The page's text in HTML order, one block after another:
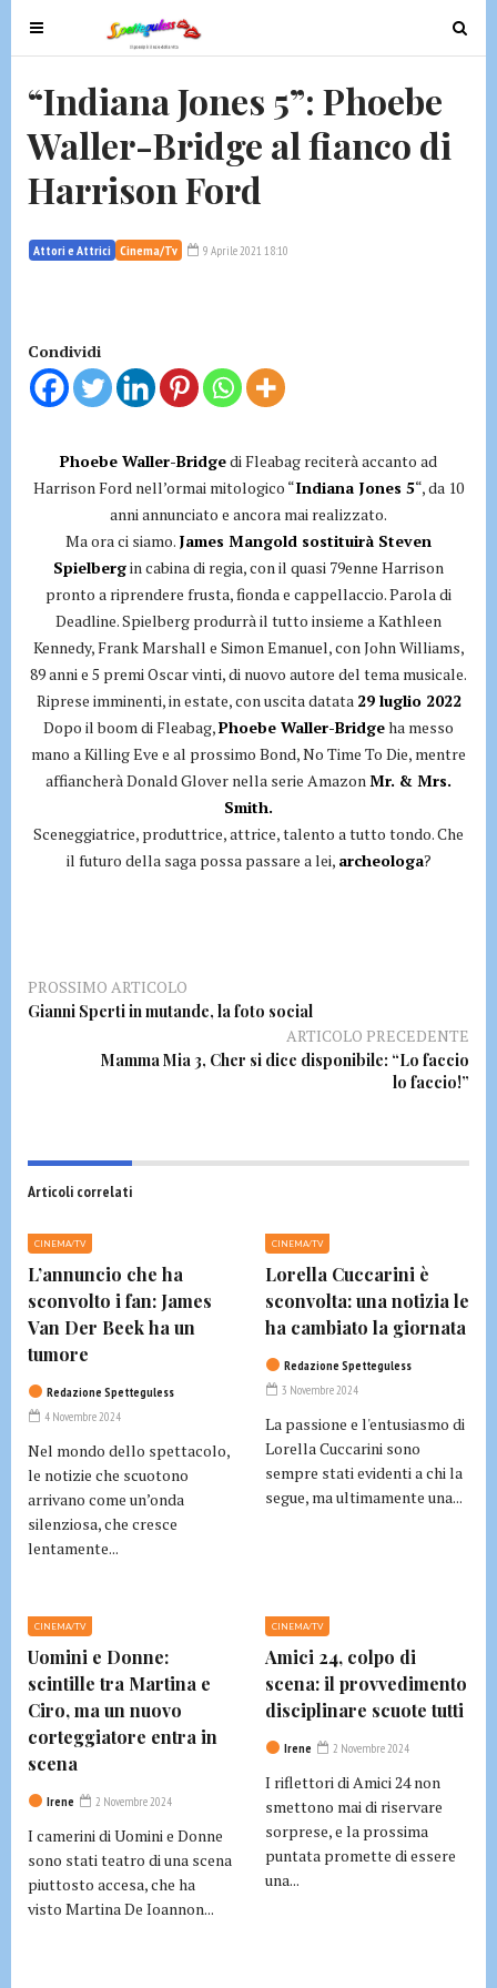
T
o
g
l
e
n
v
i
t
o
T
o
“Indiana Jones 5”: Phoebe
Waller-Bridge al fianco di
Harrison Ford
Attori e Attrici Cinema/Tv 9 Aprile 2021 18:10
Condividi
Phoebe Waller-Bridgedi Fleabag reciterà accanto ad
Harrison Ford nell’ormai mitologico “Indiana Jones 5“, da 10
anni annunciato e ancora mai realizzato.
Ma ora ci siamo. James Mangold sostituirà Steven
Spielbergin cabina di regia, con il quasi 79enne Harrison
pronto a riprendere frusta, fionda e cappellaccio. Parola di
Deadline. Spielberg produrrà il tutto insieme a Kathleen
Kennedy, Frank Marshall e Simon Emanuel, con John Williams,
89 anni e 5 premi Oscar vinti, di nuovo autore del tema musicale.
Riprese imminenti, in estate, con uscita datata 29 luglio 2022
Dopo il boom di Fleabag,Phoebe Waller-Bridgeha messo
mano a Killing Eve e al prossimo Bond, No Time To Die, mentre
affiancherà Donald Glover nella serie AmazonMr. & Mrs.
Smith.
Sceneggiatrice, produttrice, attrice, talento a tutto tondo. Che
il futuro della saga possa passare a lei, archeologa?
PROSSIMO ARTICOLO
Gianni Sperti in mutande, la foto social
ARTICOLO PRECEDENTE
Mamma Mia 3, Cher si dice disponibile: “Lo faccio
lo faccio!”
Articoli correlati
CINEMA/TV
L’annuncio che ha
sconvolto i fan: James
Van Der Beek ha un
tumore
Redazione Spetteguless
4 Novembre 2024
Nel mondo dello spettacolo,
le notizie che scuotono
arrivano come un’onda
silenziosa, che cresce
lentamente...
CINEMA/TV
Lorella Cuccarini è
sconvolta: una notizia le
ha cambiato la giornata
Redazione Spetteguless
3 Novembre 2024
La passione e l'entusiasmo di
Lorella Cuccarini sono
sempre stati evidenti a chi la
segue, ma ultimamente una...
CINEMA/TV
Uomini e Donne:
scintille tra Martina e
Ciro, ma un nuovo
corteggiatore entra in
scena
Irene 2 Novembre 2024
I camerini di Uomini e Donne
sono stati teatro di una scena
piuttosto accesa, che ha
visto Martina De Ioannon...
CINEMA/TV
Amici 24, colpo di
scena: il provvedimento
disciplinare scuote tutti
Irene 2 Novembre 2024
I riflettori di Amici 24 non
smettono mai di riservare
sorprese, e la prossima
puntata promette di essere
una...